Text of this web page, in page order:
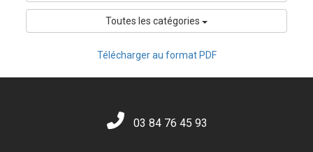
Toutes les catégories
Télécharger au format PDF
03 84 76 45 93